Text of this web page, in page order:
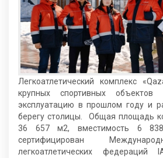
Легкоатлетический комплекс
крупных спортивных
эксплуатацию в прошлом году и
берегу столицы. Общая площадь
36 657 м2, вместимость 6
сертифицирован
легкоатлетических федераций